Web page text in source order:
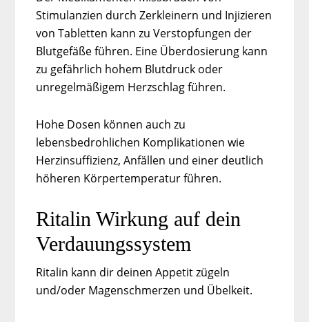
Stimulanzien durch Zerkleinern und Injizieren
von Tabletten kann zu Verstopfungen der
Blutgefäße führen. Eine Überdosierung kann
zu gefährlich hohem Blutdruck oder
unregelmäßigem Herzschlag führen.
Hohe Dosen können auch zu
lebensbedrohlichen Komplikationen wie
Herzinsuffizienz, Anfällen und einer deutlich
höheren Körpertemperatur führen.
Ritalin Wirkung auf dein
Verdauungssystem
Ritalin kann dir deinen Appetit zügeln
und/oder Magenschmerzen und Übelkeit.